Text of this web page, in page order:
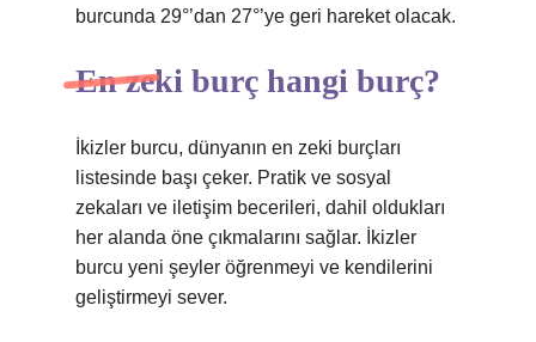
burcunda 29°’dan 27°’ye geri hareket olacak.
En zeki burç hangi burç?
İkizler burcu, dünyanın en zeki burçları
listesinde başı çeker. Pratik ve sosyal
zekaları ve iletişim becerileri, dahil oldukları
her alanda öne çıkmalarını sağlar. İkizler
burcu yeni şeyler öğrenmeyi ve kendilerini
geliştirmeyi sever.